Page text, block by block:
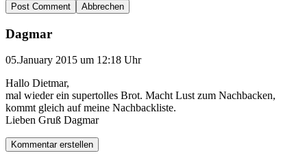
Abbrechen
Dagmar
05.January 2015 um 12:18 Uhr
Hallo Dietmar,
mal wieder ein supertolles Brot. Macht Lust zum Nachbacken,
kommt gleich auf meine Nachbackliste.
Lieben Gruß Dagmar
Kommentar erstellen